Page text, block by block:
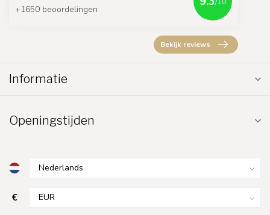
+1650 beoordelingen
Bekijk reviews
Informatie
Openingstijden
€